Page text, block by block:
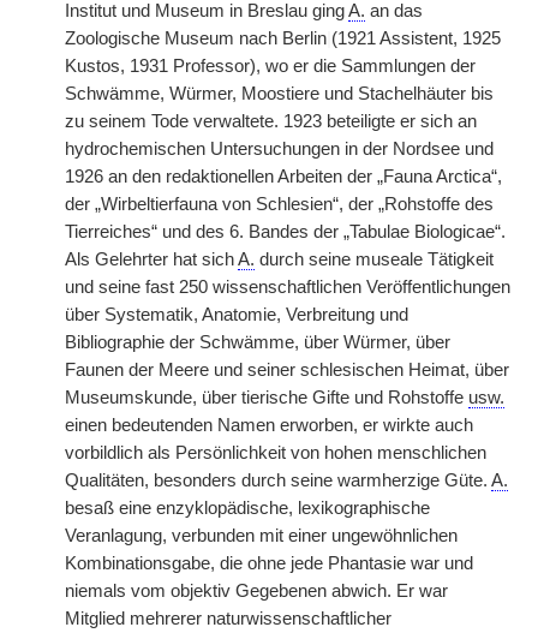
Institut und Museum in Breslau gingA. an das
Zoologische Museum nach Berlin (1921 Assistent, 1925
Kustos, 1931 Professor), wo er die Sammlungen der
Schwämme, Würmer, Moostiere und Stachelhäuter bis
zu seinem Tode verwaltete. 1923 beteiligte er sich an
hydrochemischen Untersuchungen in der Nordsee und
1926 an den redaktionellen Arbeiten der „Fauna Arctica“,
der „Wirbeltierfauna von Schlesien“, der „Rohstoffe des
Tierreiches“ und des 6. Bandes der „Tabulae Biologicae“.
Als Gelehrter hat sichA. durch seine museale Tätigkeit
und seine fast 250 wissenschaftlichen Veröffentlichungen
über Systematik, Anatomie, Verbreitung und
Bibliographie der Schwämme, über Würmer, über
Faunen der Meere und seiner schlesischen Heimat, über
Museumskunde, über tierische Gifte und Rohstoffe usw.
einen bedeutenden Namen erworben, er wirkte auch
vorbildlich als Persönlichkeit von hohen menschlichen
Qualitäten, besonders durch seine warmherzige Güte. A.
besaß eine enzyklopädische, lexikographische
Veranlagung, verbunden mit einer ungewöhnlichen
Kombinationsgabe, die ohne jede Phantasie war und
niemals vom objektiv Gegebenen abwich. Er war
Mitglied mehrerer naturwissenschaftlicher